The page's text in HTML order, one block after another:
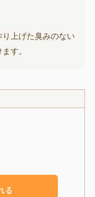
上げた臭みのない
す。